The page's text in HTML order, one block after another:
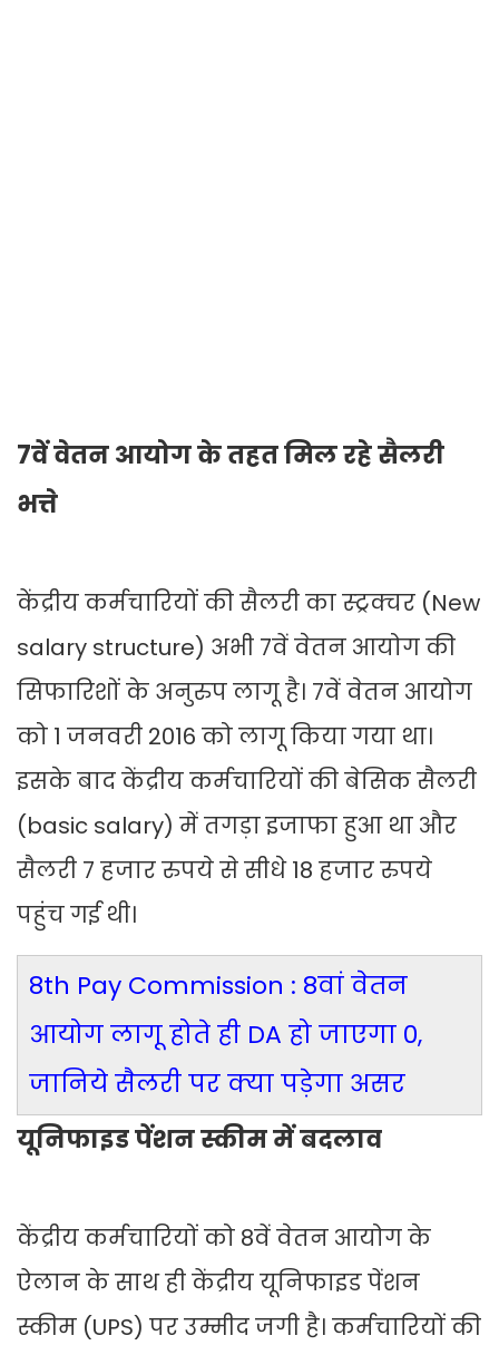
7वें वेतन आयोग के तहत मिल रहे सैलरी
भत्ते
केंद्रीय कर्मचारियों की सैलरी का स्ट्रक्चर (New
salary structure) अभी 7वें वेतन आयोग की
सिफारिशों के अनुरुप लागू है। 7वें वेतन आयोग
को 1 जनवरी 2016 को लागू किया गया था।
इसके बाद केंद्रीय कर्मचारियों की बेसिक सैलरी
(basic salary) में तगड़ा इजाफा हुआ था और
सैलरी 7 हजार रुपये से सीधे 18 हजार रुपये
पहुंच गई थी।
8th Pay Commission : 8वां वेतन
आयोग लागू होते ही DA हो जाएगा 0,
जानिये सैलरी पर क्या पड़ेगा असर
यूनिफाइड पेंशन स्कीम में बदलाव
केंद्रीय कर्मचारियों को 8वें वेतन आयोग के
ऐलान के साथ ही केंद्रीय यूनिफाइड पेंशन
स्कीम (UPS) पर उम्मीद जगी है। कर्मचारियों की